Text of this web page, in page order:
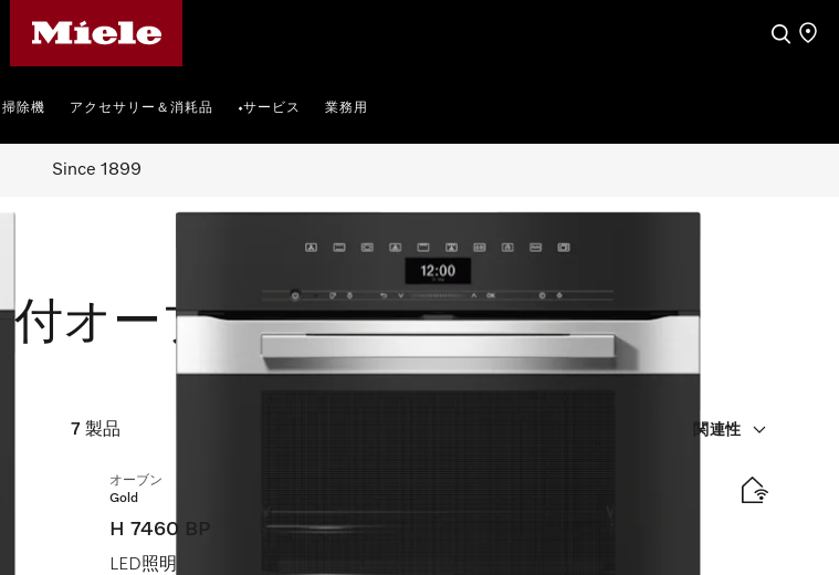
検索 店舗
掃除機 アクセサリー＆消耗品 •サービス 業務用
Since 1899
付オーブン
7 製品 関連性
オーブン
Gold
H 7460 BP
LED照明と熱洗浄を備えた、シームレスなデザイン。